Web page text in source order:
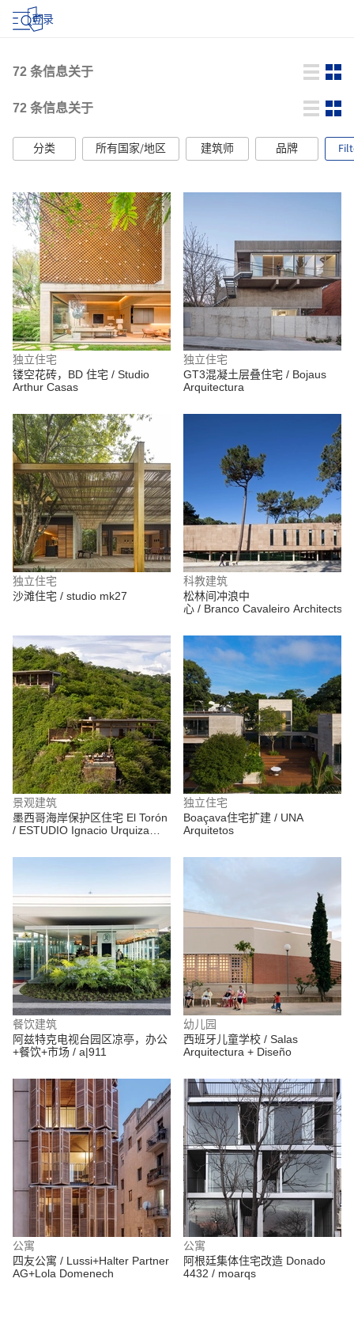
登录
72 条信息关于
72 条信息关于
分类 所有国家/地区 建筑师 品牌
独立住宅
镂空花砖，BD 住宅 / Studio
Arthur Casas
独立住宅
GT3混凝土层叠住宅 / Bojaus
Arquitectura
独立住宅
沙滩住宅 / studio mk27
科教建筑
松林间冲浪中
心 / Branco Cavaleiro Architects
景观建筑
墨西哥海岸保护区住宅 El Torón
/ ESTUDIO Ignacio Urquiza
独立住宅
Boaçava住宅扩建 / UNA
Arquitetos
餐饮建筑
阿兹特克电视台园区凉亭，办公
+餐饮+市场 / a|911
幼儿园
西班牙儿童学校 / Salas
Arquitectura + Diseño
公寓
四友公寓 / Lussi+Halter Partner
AG+Lola Domenech
公寓
阿根廷集体住宅改造 Donado
4432 / moarqs